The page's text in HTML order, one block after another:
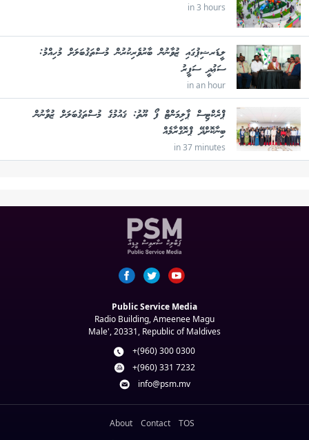
in 3 hours
ލީޑަރޝިޕުގައި ޒުވާނުން ބާރުވެރިކުރުން މުސްތަޤުބަލަށް މުހިއްމު:
ސަޢުދީ ސަފީރު
in an hour
ޕްރެކްޓިސް ޕާލިމަންޓް ފޯ ޔޫތު: ޤައުމުގެ މުސްތަޤުބަލަށް ޒުވާނުން
ބިނާކޮށްދޭ ޕްރޮގްރާމެއް
in 37 minutes
Public Service Media
Radio Building, Ameenee Magu
Male', 20331, Republic of Maldives
+(960) 300 0300
+(960) 331 7232
info@psm.mv
About Contact TOS